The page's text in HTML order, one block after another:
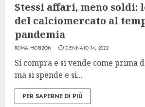
Stessi affari, meno soldi:
del calciomercato al
pandemia
ROMA HORIZON GENNAIO 14, 2022
Si compra e si vende come prima
ma si spende e si...
PER SAPERNE DI PIÙ